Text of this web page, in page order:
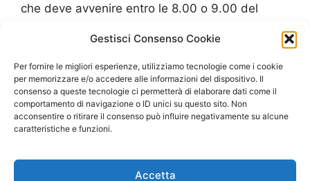
Gestisci Consenso Cookie
Per fornire le migliori esperienze, utilizziamo tecnologie come i cookie
per memorizzare e/o accedere alle informazioni del dispositivo. Il
consenso a queste tecnologie ci permetterà di elaborare dati come il
comportamento di navigazione o ID unici su questo sito. Non
acconsentire o ritirare il consenso può influire negativamente su alcune
caratteristiche e funzioni.
Accetta
che deve avvenire entro le 8.00 o 9.00 del
dell’agenzia di noleggio, ed è possibile ritirare il
proprio
Noleggio Furgoni Prezzi Capena
che si
aggirano intorno alle 40 euro a notte. Non è
possibile avere solo dei canoni notturni perché
si spenderebbero più soldi di benzina, pratiche
e anche di tempo. Questo è un contratto
richiede un impiego per determinate professioni